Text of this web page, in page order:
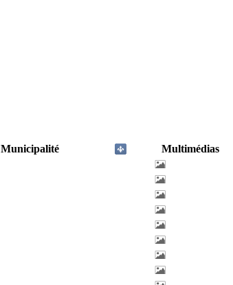
Municipalité
Multimédias